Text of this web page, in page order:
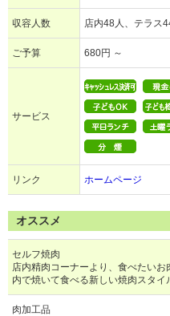
収容人数 店内48人、テラス
ご予算 680円 ～
サービス
リンク ホームページ
オススメ
セルフ焼肉
店内精肉コーナーより、食べたい
内で焼いて食べる新しい焼肉スタイ
肉加工品